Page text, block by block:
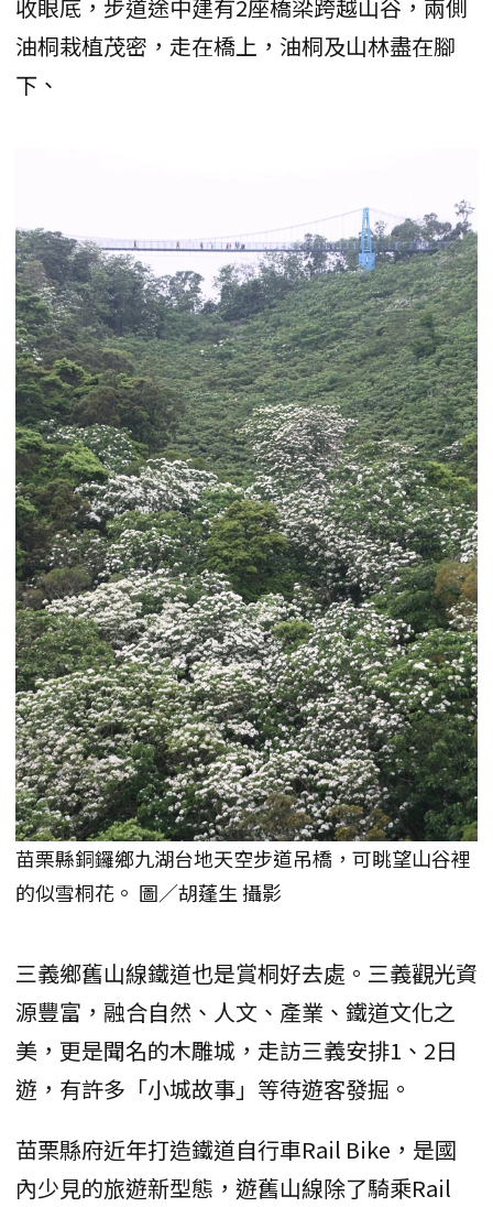
收眼底，步道途中建有2座橋梁跨越山谷，兩側
油桐栽植茂密，走在橋上，油桐及山林盡在腳
下、
苗栗縣銅鑼鄉九湖台地天空步道吊橋，可眺望山谷裡
的似雪桐花。 圖／胡蓬生 攝影
三義鄉舊山線鐵道也是賞桐好去處。三義觀光資
源豐富，融合自然、人文、產業、鐵道文化之
美，更是聞名的木雕城，走訪三義安排1、2日
遊，有許多「小城故事」等待遊客發掘。
苗栗縣府近年打造鐵道自行車Rail Bike，是國
內少見的旅遊新型態，遊舊山線除了騎乘Rail